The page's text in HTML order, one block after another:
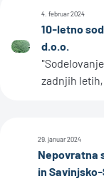
4. februar 2024
10-letno
d.o.o.
zadnjih letih,
29. januar 2024
Nepovratna
in